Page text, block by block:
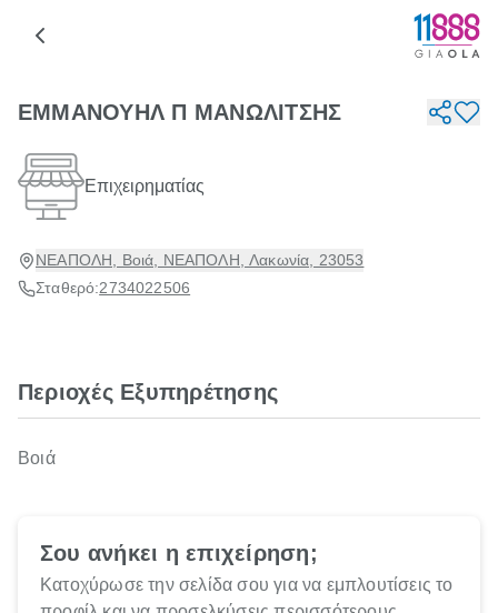
ΕΜΜΑΝΟΥΗΛ Π ΜΑΝΩΛΙΤΣΗΣ
Επιχειρηματίας
ΝΕΑΠΟΛΗ, Βοιά, ΝΕΑΠΟΛΗ, Λακωνία, 23053
Σταθερό:2734022506
Περιοχές Εξυπηρέτησης
Βοιά
Σου ανήκει η επιχείρηση;
Κατοχύρωσε την σελίδα σου για να εμπλουτίσεις το